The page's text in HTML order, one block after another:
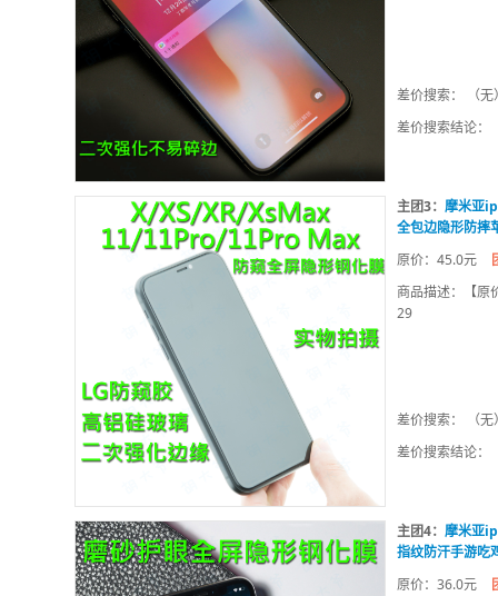
差价搜索： （无
差价搜索结论：
主团3： 摩米亚
全包边隐形防摔
原价：45.0元
商品描述：【原
29
差价搜索： （无
差价搜索结论：
主团4： 摩米亚
指纹防汗手游吃
原价：36.0元